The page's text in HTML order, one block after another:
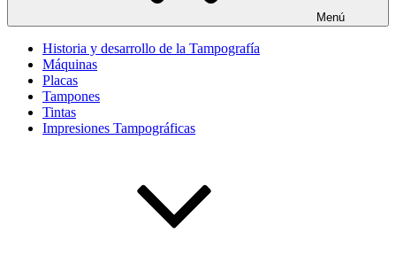
Menú
Historia y desarrollo de la Tampografía
Máquinas
Placas
Tampones
Tintas
Impresiones Tampográficas